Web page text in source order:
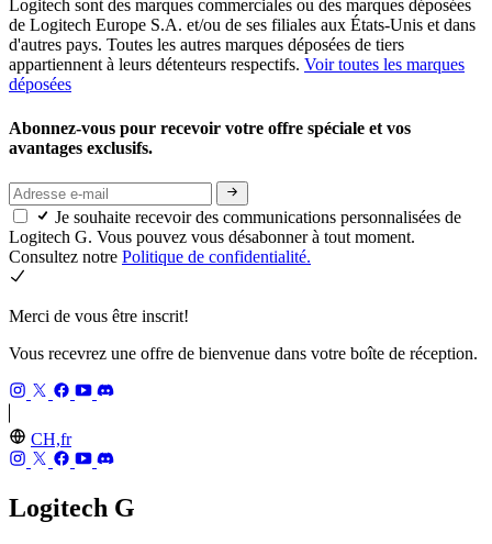
Logitech sont des marques commerciales ou des marques déposées
de Logitech Europe S.A. et/ou de ses filiales aux États-Unis et dans
d'autres pays. Toutes les autres marques déposées de tiers
appartiennent à leurs détenteurs respectifs. Voir toutes les marques
déposées
Abonnez-vous pour recevoir votre offre spéciale et vos
avantages exclusifs.
Je souhaite recevoir des communications personnalisées de
Logitech G. Vous pouvez vous désabonner à tout moment.
Consultez notre Politique de confidentialité.
Merci de vous être inscrit!
Vous recevrez une offre de bienvenue dans votre boîte de réception.
CH,fr
Logitech G